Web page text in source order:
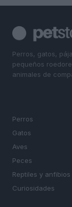
Perros, gatos,
pequeños
animales de
Perros
Gatos
Aves
Peces
Reptiles y anfibios
Curiosidades